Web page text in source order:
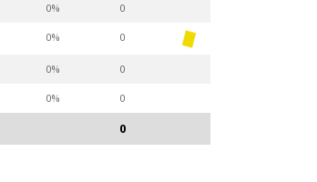
0% 0
0% 0
0% 0
0% 0
0